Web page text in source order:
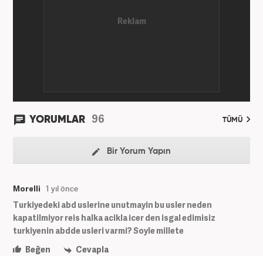
YORUMLAR 96 TÜMÜ
Bir Yorum Yapın
Morelli 1 yıl önce
Turkiyedeki abd uslerine unutmayin bu usler neden
kapatilmiyor reis halka acikla icer den isgal edimisiz
turkiyenin abdde usleri varmi? Soyle millete
Beğen
Cevapla